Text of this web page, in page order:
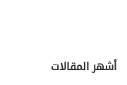
اة
أشهر المقالات